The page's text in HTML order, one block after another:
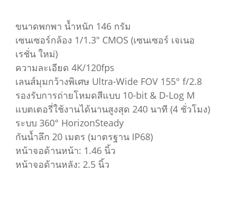
ขนาดพกพา น้ำหนัก 146 กรัม
เซนเซอร์กล้อง 1/1.3" CMOS (เซนเซอร์ เจเนอ
เรชั่น ใหม่)
ความละเอียด 4K/120fps
เลนส์มุมกว้างพิเศษ Ultra-Wide FOV 155° f/2.8
รองรับการถ่ายโหมดสีแบบ 10-bit & D-Log M
แบตเตอรี่ใช้งานได้นานสูงสุด 240 นาที (4 ชั่วโมง)
ระบบ 360° HorizonSteady
กันน้ำลึก 20 เมตร (มาตรฐาน IP68)
หน้าจอด้านหน้า: 1.46 นิ้ว
หน้าจอด้านหลัง: 2.5 นิ้ว